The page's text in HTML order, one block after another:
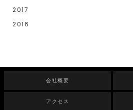
2017
2016
会社概要
アクセス